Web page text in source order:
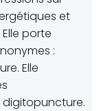
et
porte
:
Elle
digitopuncture.